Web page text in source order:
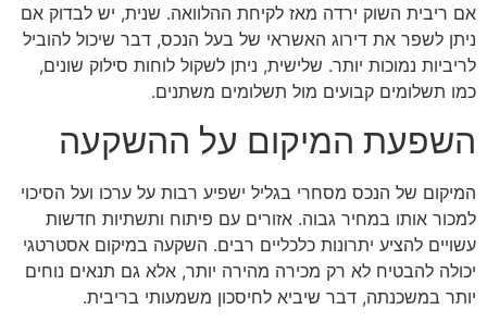
אם ריבית השוק ירדה מאז לקיחת ההלוואה. שנית, יש לבדוק אם
ניתן לשפר את דירוג האשראי של בעל הנכס, דבר שיכול להוביל
לריביות נמוכות יותר. שלישית, ניתן לשקול לוחות סילוק שונים,
כמו תשלומים קבועים מול תשלומים משתנים.
השפעת המיקום על ההשקעה
המיקום של הנכס מסחרי בגליל ישפיע רבות על ערכו ועל הסיכוי
למכור אותו במחיר גבוה. אזורים עם פיתוח ותשתיות חדשות
עשויים להציע יתרונות כלכליים רבים. השקעה במיקום אסטרטגי
יכולה להבטיח לא רק מכירה מהירה יותר, אלא גם תנאים נוחים
יותר במשכנתה, דבר שיביא לחיסכון משמעותי בריבית.